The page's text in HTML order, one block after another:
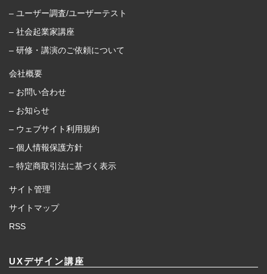
– ユーザー調査/ユーザーテスト
– 社会起業家講座
– 研修・講演のご依頼について
会社概要
– お問い合わせ
– お知らせ
– ウェブサイト利用規約
– 個人情報保護方針
– 特定商取引法に基づく表示
サイト管理
サイトマップ
RSS
UXデザイン講座